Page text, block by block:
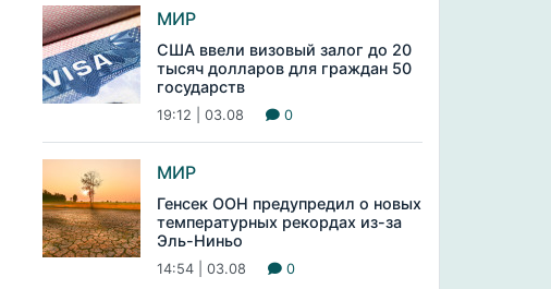
МИР
США ввели визовый залог до 20
тысяч долларов для граждан 50
государств
19:12 | 03.08 0
МИР
Генсек ООН предупредил о новых
температурных рекордах из-за
Эль-Ниньо
14:54 | 03.08 0